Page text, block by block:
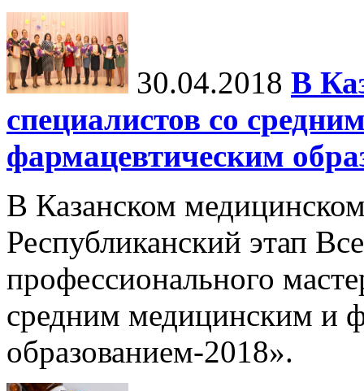
30.04.2018 В
специалистов со
фармацевтическим
В Казанском
Республиканский этап
профессионального
средним медицинским и
образованием-2018».